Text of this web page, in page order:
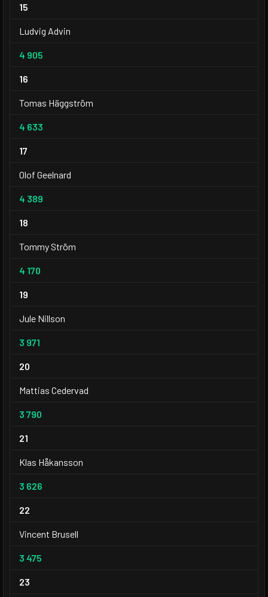
15
Ludvig Advin
4 905
16
Tomas Häggström
4 633
17
Olof Geelnard
4 389
18
Tommy Ström
4 170
19
Jule Nillson
3 971
20
Mattias Cedervad
3 790
21
Klas Håkansson
3 626
22
Vincent Brusell
3 475
23